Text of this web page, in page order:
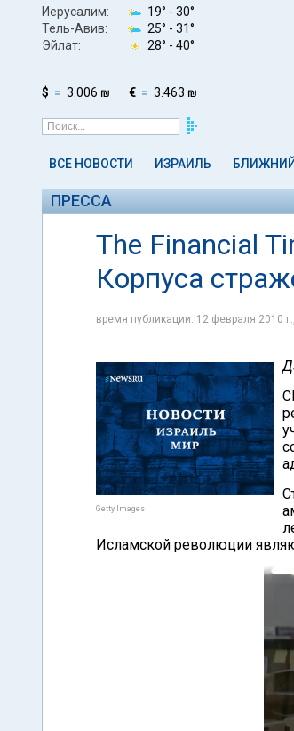
Иерусалим: 19° - 30°
Тель-Авив:
25° - 31°
Эйлат:
28° - 40°
$ 3.006 ₪ € 3.463 ₪
ВСЕ НОВОСТИ ИЗРАИЛЬ
ПРЕССА
The Financial
Корпуса
время публикации: 12 февраля 2010
Getty Images
Исламской революции